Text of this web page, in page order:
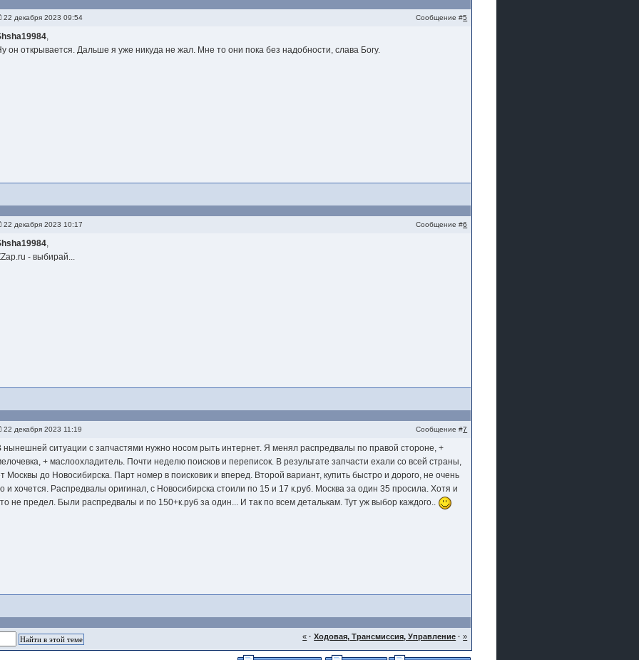
22 декабря 2023 09:54 Сообщение #5
,
он открывается. Дальше я уже никуда не жал. Мне то они пока без надобности, слава Богу.
22 декабря 2023 10:17 Сообщение #6
,
- выбирай...
22 декабря 2023 11:19 Сообщение #7
нынешней ситуации с запчастями нужно носом рыть интернет. Я менял распредвалы по правой стороне, +
+ маслоохладитель. Почти неделю поисков и переписок. В результате запчасти ехали со всей страны,
Москвы до Новосибирска. Парт номер в поисковик и вперед. Второй вариант, купить быстро и дорого, не очень
и хочется. Распредвалы оригинал, с Новосибирска стоили по 15 и 17 к.руб. Москва за один 35 просила. Хотя и
не предел. Были распредвалы и по 150+к.руб за один... И так по всем деталькам. Тут уж выбор каждого..
« ·Ходовая, Трансмиссия, Управление · »